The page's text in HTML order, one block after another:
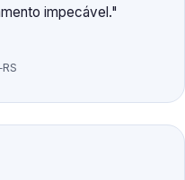
impecável.